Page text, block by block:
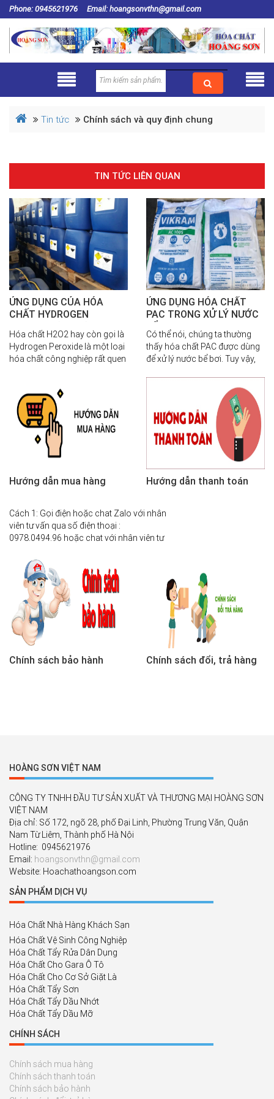
Phone: 0945621976 Email: hoangsonvthn@gmail.com
Tin tức Chính sách và quy định chung
TIN TỨC LIÊN QUAN
ỨNG DỤNG CỦA HÓA
CHẤT HYDROGEN
Hóa chất H2O2 hay còn gọi là
Hydrogen Peroxide là một loại
hóa chất công nghiệp rất quen
H2O2 là gì ko? Tính chất như
thế nào? Hay nó được ứng
dụng gì trong cuộc sống?
ỨNG DỤNG HÓA CHẤT
PAC TRONG XỬ LÝ NƯỚC
Có thể nói, chúng ta thường
thấy hóa chất PAC được dùng
để xử lý nước bể bơi. Tuy vậy,
hóa chất này như thế nào?
Hướng dẫn mua hàng
Cách 1: Gọi điện hoặc chat Zalo với nhân
viên tư vấn qua số điện thoại :
0978.0494.96 hoặc chat với nhân viên tư
https://www.facebook.com/thietbiyteanthu
Hướng dẫn thanh toán
Chính sách bảo hành Chính sách đổi, trả hàng
HOÀNG SƠN VIỆT NAM
CÔNG TY TNHH ĐẦU TƯ SẢN XUẤT VÀ THƯƠNG MẠI HOÀNG SƠN
VIỆT NAM
Địa chỉ: Số 172, ngõ 28, phố Đại Linh, Phường Trung Văn, Quận
Nam Từ Liêm, Thành phố Hà Nội
Hotline: 0945621976
Email: hoangsonvthn@gmail.com
Website: Hoachathoangson.com
SẢN PHẨM DỊCH VỤ
Hóa Chất Nhà Hàng Khách Sạn
Hóa Chất Vệ Sinh Công Nghiệp
Hóa Chất Tẩy Rửa Dân Dụng
Hóa Chất Cho Gara Ô Tô
Hóa Chất Cho Cơ Sở Giặt Là
Hóa Chất Tẩy Sơn
Hóa Chất Tẩy Dầu Nhớt
Hóa Chất Tẩy Dầu Mỡ
CHÍNH SÁCH
Chính sách mua hàng
Chính sách thanh toán
Chính sách bảo hành